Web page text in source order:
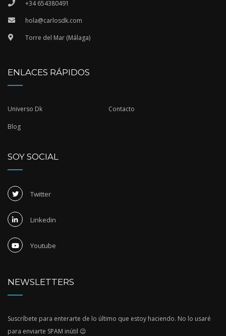
+34 654380491
hola@carlosdk.com
Torre del Mar (Málaga)
ENLACES RÁPIDOS
Universo Dk Contacto
Blog
SOY SOCIAL
Twitter
Linkedin
Youtube
NEWSLETTERS
Suscríbete para enterarte de lo último que estoy haciendo. No lo usaré
para enviarte SPAM inútil 😉